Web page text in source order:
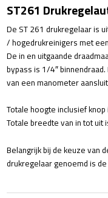
ST261
De ST 261 drukregelaar is
/ hogedrukreinigers met
De in en uitgaande
bypass is 1/4″
van een manometer
Totale hoogte inclusief
Totale breedte van in tot uit
Belangrijk bij de keuze van
drukregelaar genoemd is